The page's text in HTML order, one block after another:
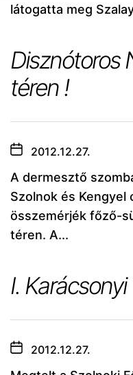
látogatta meg
Disznótoros
téren !
2012.12.27.
A dermesztő
Szolnok és Kengyel
összemérjék főző-
téren. A...
I.
2012.12.27.